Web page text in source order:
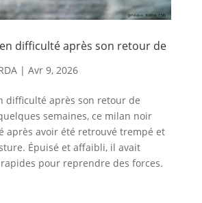
difficulté après son retour de
| Avr 9, 2026
difficulté après son retour de
semaines, ce milan noir
après avoir été retrouvé trempé et
Épuisé et affaibli, il avait
pour reprendre des forces.